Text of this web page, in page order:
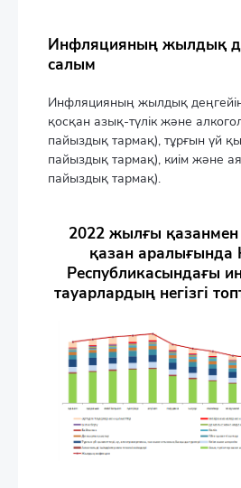
Инфляцияның жылдық
салым
Инфляцияның жылдық
қосқан азық-түлік және
пайыздық тармақ), тұрғын үй
пайыздық тармақ), киім және
пайыздық тармақ).
2022 жылғы
қазан аралығында
Республикасындағы
тауарлардың негізгі